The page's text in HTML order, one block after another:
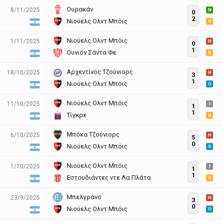
8/11/2025
Ουρακάν
Νιούελς Ολντ Μπόις
0
2
N
U
1/11/2025
Νιούελς Ολντ Μπόις
Ουνιόν Σάντα Φε
0
1
H
U
18/10/2025
Αρχεντίνος Τζούνιορς
Νιούελς Ολντ Μπόις
3
1
H
O
11/10/2025
Νιούελς Ολντ Μπόις
Τίγκρε
1
1
U
6/10/2025
Μπόκα Τζούνιορς
Νιούελς Ολντ Μπόις
5
0
H
O
1/10/2025
Νιούελς Ολντ Μπόις
Εστουδιάντες ντε Λα Πλάτα
1
1
U
23/9/2025
Μπελγράνο
Νιούελς Ολντ Μπόις
3
0
H
O